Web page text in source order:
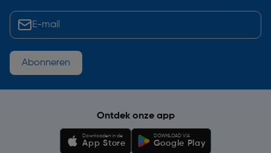
Abonneren
Ontdek onze app
Downloaden in de
App Store
DOWNLOAD VIA
Google Play